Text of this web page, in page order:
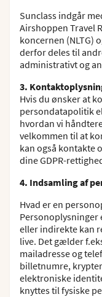
Sunclass indgår
Airshoppen Travel
koncernen (NLTG)
derfor deles til
administrativt og
3.
Hvis du ønsker at
persondatapolitik
hvordan vi
velkommen til at
kan også kontakte
dine GDPR-
4. Indsamling af
Hvad er en
Personoplysninger
eller indirekte kan
live. Det gælder
mailadresse og
billetnumre,
elektroniske
knyttes til fysiske